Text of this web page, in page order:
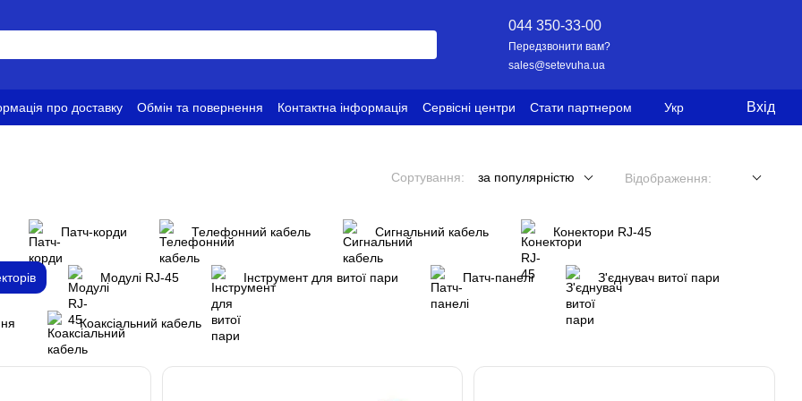
044 350-33-00
Передзвонити вам?
sales@setevuha.ua
про доставку Обмін та повернення Контактна інформація Сервісні центри
Стати партнером
використання
Укр Вхід
Сортування: за популярністю Відображення:
Патч-корди Телефонний кабель Сигнальний кабель Конектори RJ-45
Модулі RJ-45 Інструмент для витої пари Патч-панелі З'єднувач витої пари
Коаксіальний кабель